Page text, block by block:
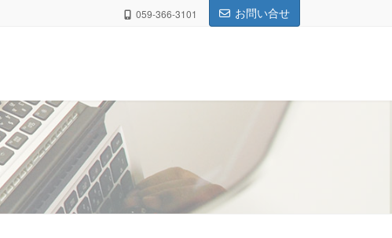
059-366-3101 お問い合せ